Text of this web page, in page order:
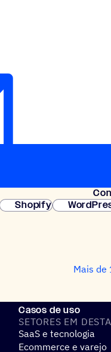
Shopify
Mais de
Casos de uso
SETORES EM
SaaS e tecnologia
Ecommerce e varejo